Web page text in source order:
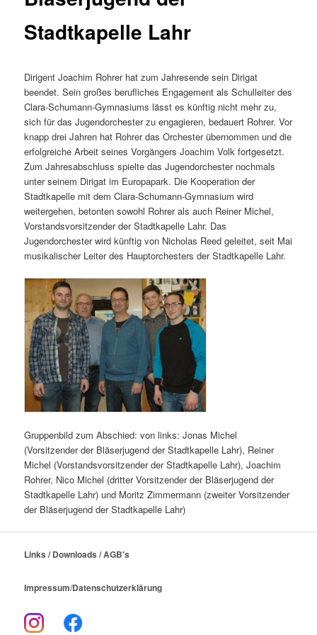
Stadtkapelle Lahr
Dirigent Joachim Rohrer hat zum Jahresende sein Dirigat
beendet. Sein großes berufliches Engagement als Schulleiter des
Clara-Schumann-Gymnasiums lässt es künftig nicht mehr zu,
sich für das Jugendorchester zu engagieren, bedauert Rohrer. Vor
knapp drei Jahren hat Rohrer das Orchester übernommen und die
erfolgreiche Arbeit seines Vorgängers Joachim Volk fortgesetzt.
Zum Jahresabschluss spielte das Jugendorchester nochmals
unter seinem Dirigat im Europapark. Die Kooperation der
Stadtkapelle mit dem Clara-Schumann-Gymnasium wird
weitergehen, betonten sowohl Rohrer als auch Reiner Michel,
Vorstandsvorsitzender der Stadtkapelle Lahr. Das
Jugendorchester wird künftig von Nicholas Reed geleitet, seit Mai
musikalischer Leiter des Hauptorchesters der Stadtkapelle Lahr.
Gruppenbild zum Abschied: von links: Jonas Michel
(Vorsitzender der Bläserjugend der Stadtkapelle Lahr), Reiner
Michel (Vorstandsvorsitzender der Stadtkapelle Lahr), Joachim
Rohrer, Nico Michel (dritter Vorsitzender der Bläserjugend der
Stadtkapelle Lahr) und Moritz Zimmermann (zweiter Vorsitzender
der Bläserjugend der Stadtkapelle Lahr)
Links / Downloads / AGB's
Impressum/Datenschutzerklärung